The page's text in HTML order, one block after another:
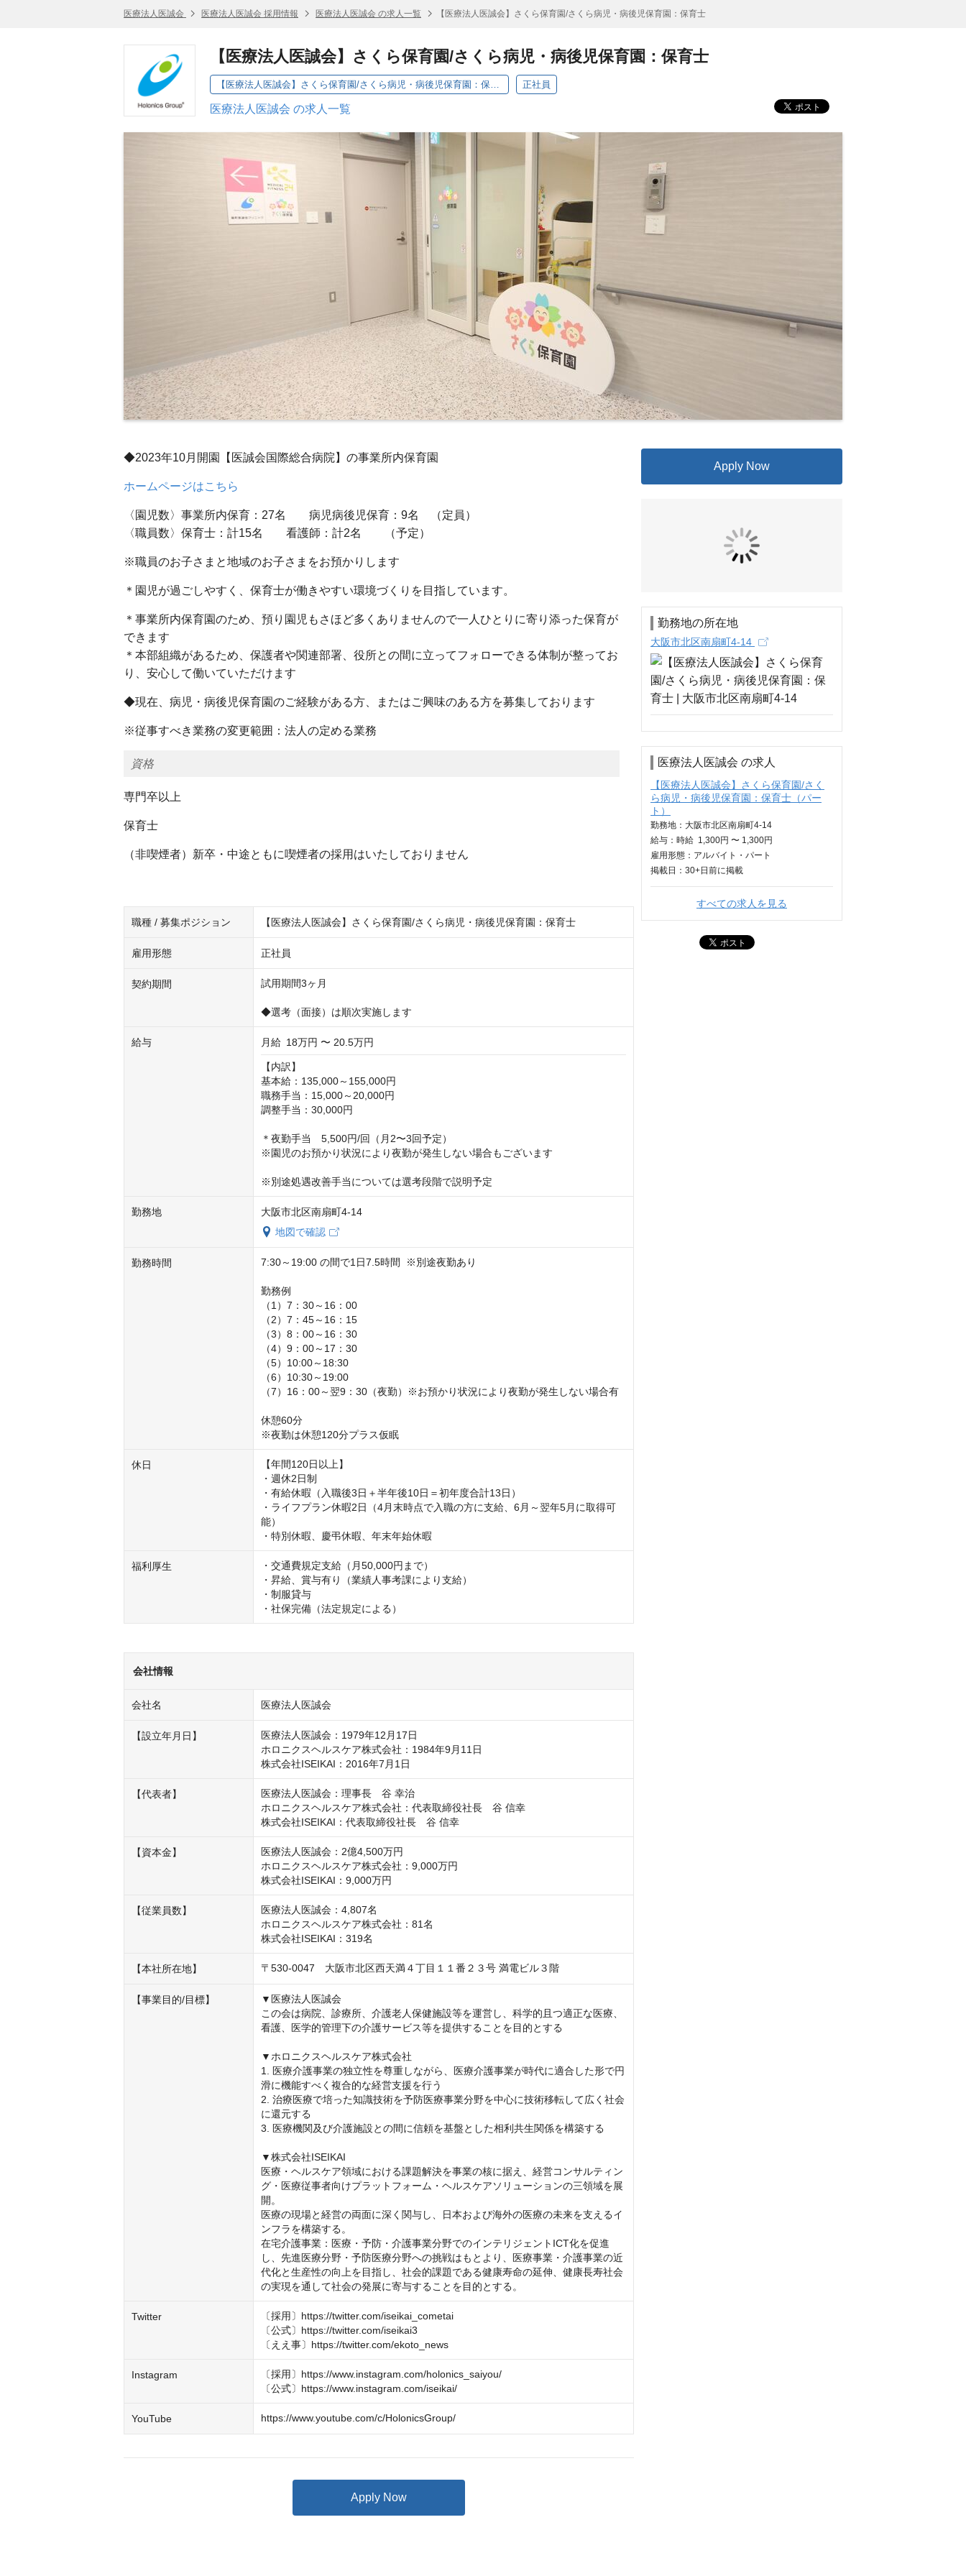
医療法人医誠会 医療法人医誠会 採用情報 医療法人医誠会 の求人一覧 【医療法人医誠会】さくら保育園/さくら病児・病後児保育園：保育士
【医療法人医誠会】さくら保育園/さくら病児・病後児保育園：保育士
【医療法人医誠会】さくら保育園/さくら病児・病後児保育園：保育士 正社員
医療法人医誠会 の求人一覧
◆2023年10月開園【医誠会国際総合病院】の事業所内保育園
ホームページはこちら
〈園児数〉事業所内保育：27名 病児病後児保育：9名 （定員）
〈職員数〉保育士：計15名 看護師：計2名 （予定）
※職員のお子さまと地域のお子さまをお預かりします
＊園児が過ごしやすく、保育士が働きやすい環境づくりを目指しています。
＊事業所内保育園のため、預り園児もさほど多くありませんので一人ひとりに寄り添った保育が
できます
＊本部組織があるため、保護者や関連部署、役所との間に立ってフォローできる体制が整ってお
り、安心して働いていただけます
◆現在、病児・病後児保育園のご経験がある方、またはご興味のある方を募集しております
※従事すべき業務の変更範囲：法人の定める業務
資格
専門卒以上
保育士
（非喫煙者）新卒・中途ともに喫煙者の採用はいたしておりません
職種 / 募集ポジション 【医療法人医誠会】さくら保育園/さくら病児・病後児保育園：保育士
雇用形態 正社員
契約期間 試用期間3ヶ月
◆選考（面接）は順次実施します
給与 月給 18万円 〜 20.5万円
【内訳】
基本給：135,000～155,000円
職務手当：15,000～20,000円
調整手当：30,000円
＊夜勤手当　5,500円/回（月2〜3回予定）
※園児のお預かり状況により夜勤が発生しない場合もございます
※別途処遇改善手当については選考段階で説明予定
勤務地
大阪市北区南扇町4-14
地図で確認
勤務時間 7:30～19:00 の間で1日7.5時間  ※別途夜勤あり
勤務例
（1）7：30～16：00
（2）7：45～16：15
（3）8：00～16：30
（4）9：00～17：30
（5）10:00～18:30
（6）10:30～19:00
（7）16：00～翌9：30（夜勤）※お預かり状況により夜勤が発生しない場合有
休憩60分
※夜勤は休憩120分プラス仮眠
休日
【年間120日以上】
・週休2日制
・有給休暇（入職後3日＋半年後10日＝初年度合計13日）
・ライフプラン休暇2日（4月末時点で入職の方に支給、6月～翌年5月に取得可
能）
・特別休暇、慶弔休暇、年末年始休暇
福利厚生
・交通費規定支給（月50,000円まで）
・昇給、賞与有り（業績人事考課により支給）
・制服貸与
・社保完備（法定規定による）
会社情報
会社名 医療法人医誠会
【設立年月日】
医療法人医誠会：1979年12月17日
ホロニクスヘルスケア株式会社：1984年9月11日
株式会社ISEIKAI：2016年7月1日
【代表者】
医療法人医誠会：理事長　谷 幸治
ホロニクスヘルスケア株式会社：代表取締役社長　谷 信幸
株式会社ISEIKAI：代表取締役社長　谷 信幸
【資本金】
医療法人医誠会：2億4,500万円
ホロニクスヘルスケア株式会社：9,000万円
株式会社ISEIKAI：9,000万円
【従業員数】
医療法人医誠会：4,807名
ホロニクスヘルスケア株式会社：81名
株式会社ISEIKAI：319名
【本社所在地】 〒530-0047　大阪市北区西天満４丁目１１番２３号 満電ビル３階
【事業目的/目標】
▼医療法人医誠会
この会は病院、診療所、介護老人保健施設等を運営し、科学的且つ適正な医療、
看護、医学的管理下の介護サービス等を提供することを目的とする
▼ホロニクスヘルスケア株式会社
1. 医療介護事業の独立性を尊重しながら、医療介護事業が時代に適合した形で円
滑に機能すべく複合的な経営支援を行う
2. 治療医療で培った知識技術を予防医療事業分野を中心に技術移転して広く社会
に還元する
3. 医療機関及び介護施設との間に信頼を基盤とした相利共生関係を構築する
▼株式会社ISEIKAI
医療・ヘルスケア領域における課題解決を事業の核に据え、経営コンサルティン
グ・医療従事者向けプラットフォーム・ヘルスケアソリューションの三領域を展
開。
医療の現場と経営の両面に深く関与し、日本および海外の医療の未来を支えるイ
ンフラを構築する。
在宅介護事業：医療・予防・介護事業分野でのインテリジェントICT化を促進
し、先進医療分野・予防医療分野への挑戦はもとより、医療事業・介護事業の近
代化と生産性の向上を目指し、社会的課題である健康寿命の延伸、健康長寿社会
の実現を通して社会の発展に寄与することを目的とする。
Twitter
〔採用〕https://twitter.com/iseikai_cometai
〔公式〕https://twitter.com/iseikai3
〔ええ事〕https://twitter.com/ekoto_news
Instagram
〔採用〕https://www.instagram.com/holonics_saiyou/
〔公式〕https://www.instagram.com/iseikai/
YouTube https://www.youtube.com/c/HolonicsGroup/
Apply Now
Apply Now
勤務地の所在地
大阪市北区南扇町4-14
医療法人医誠会 の求人
【医療法人医誠会】さくら保育園/さく
ら病児・病後児保育園：保育士（パー
ト）
勤務地：大阪市北区南扇町4-14
給与： 時給 1,300円 〜 1,300円
雇用形態：アルバイト・パート
掲載日： 30+日 前に掲載
すべての求人を見る